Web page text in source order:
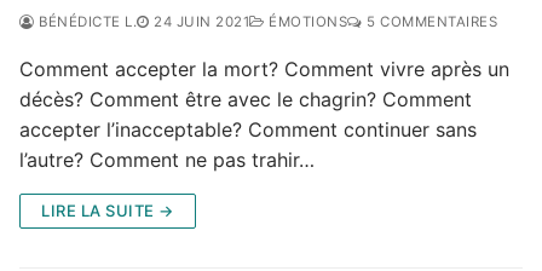
BÉNÉDICTE L. 24 JUIN 2021 ÉMOTIONS 5 COMMENTAIRES
Comment accepter la mort? Comment vivre après un
décès? Comment être avec le chagrin? Comment
accepter l’inacceptable? Comment continuer sans
l’autre? Comment ne pas trahir…
LIRE LA SUITE →